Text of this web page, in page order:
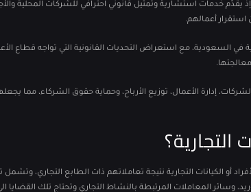
خدمات استشارية وتمثيل قانوني احترافي للشركات المحلية
استقرار أعمالهم.
السعودية، مع استعراض التحديات القانونية التي تواجه قطاع
إدارة الأعمال، توزيع الأرباح، وحماية حقوق الشركاء، مما
أو الكيانات التجارية نتيجة تعاملاتهم ذات الطابع التجاري، وتشمل
وسائر المعاملات المرتبطة بالنشاط التجاري وتحتاج تلك القضايا